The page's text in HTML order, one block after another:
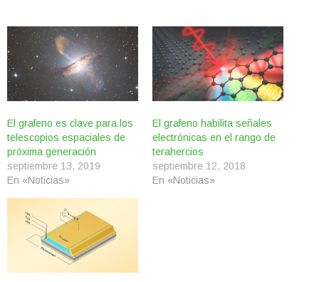
El grafeno es clave para los
telescopios espaciales de
próxima generación
septiembre 13, 2019
En «Noticias»
El grafeno habilita señales
electrónicas en el rango de
terahercios
septiembre 12, 2018
En «Noticias»